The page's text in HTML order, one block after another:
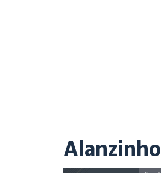
Alanzinho